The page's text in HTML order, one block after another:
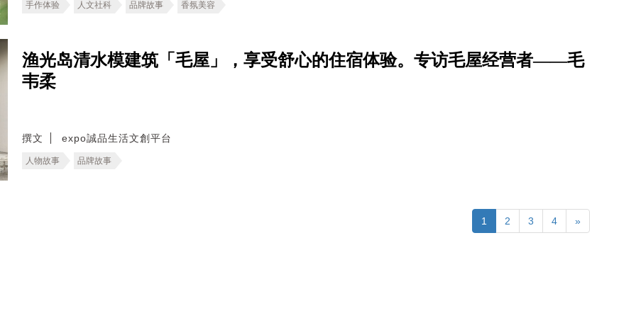
手作体验 人文社科 品牌故事 香氛美容
渔光岛清水模建筑「毛屋」，享受舒心的住宿体验。专访毛屋经营者——毛
韦柔
撰文 expo誠品生活文創平台
人物故事 品牌故事
1 2 3 4 »